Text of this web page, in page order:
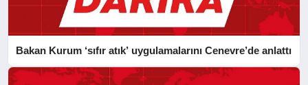
Bakan Kurum ‘sıfır atık’ uygulamalarını Cenevre’de anlattı